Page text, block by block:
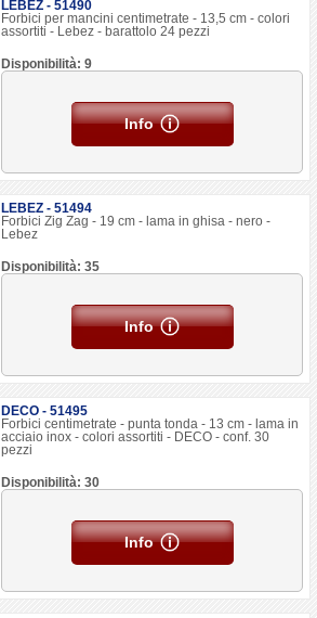
LEBEZ - 51490
Forbici per mancini centimetrate - 13,5 cm - colori
assortiti - Lebez - barattolo 24 pezzi
Disponibilità: 9
Info
LEBEZ - 51494
Forbici Zig Zag - 19 cm - lama in ghisa - nero -
Lebez
Disponibilità: 35
Info
DECO - 51495
Forbici centimetrate - punta tonda - 13 cm - lama in
acciaio inox - colori assortiti - DECO - conf. 30
pezzi
Disponibilità: 30
Info